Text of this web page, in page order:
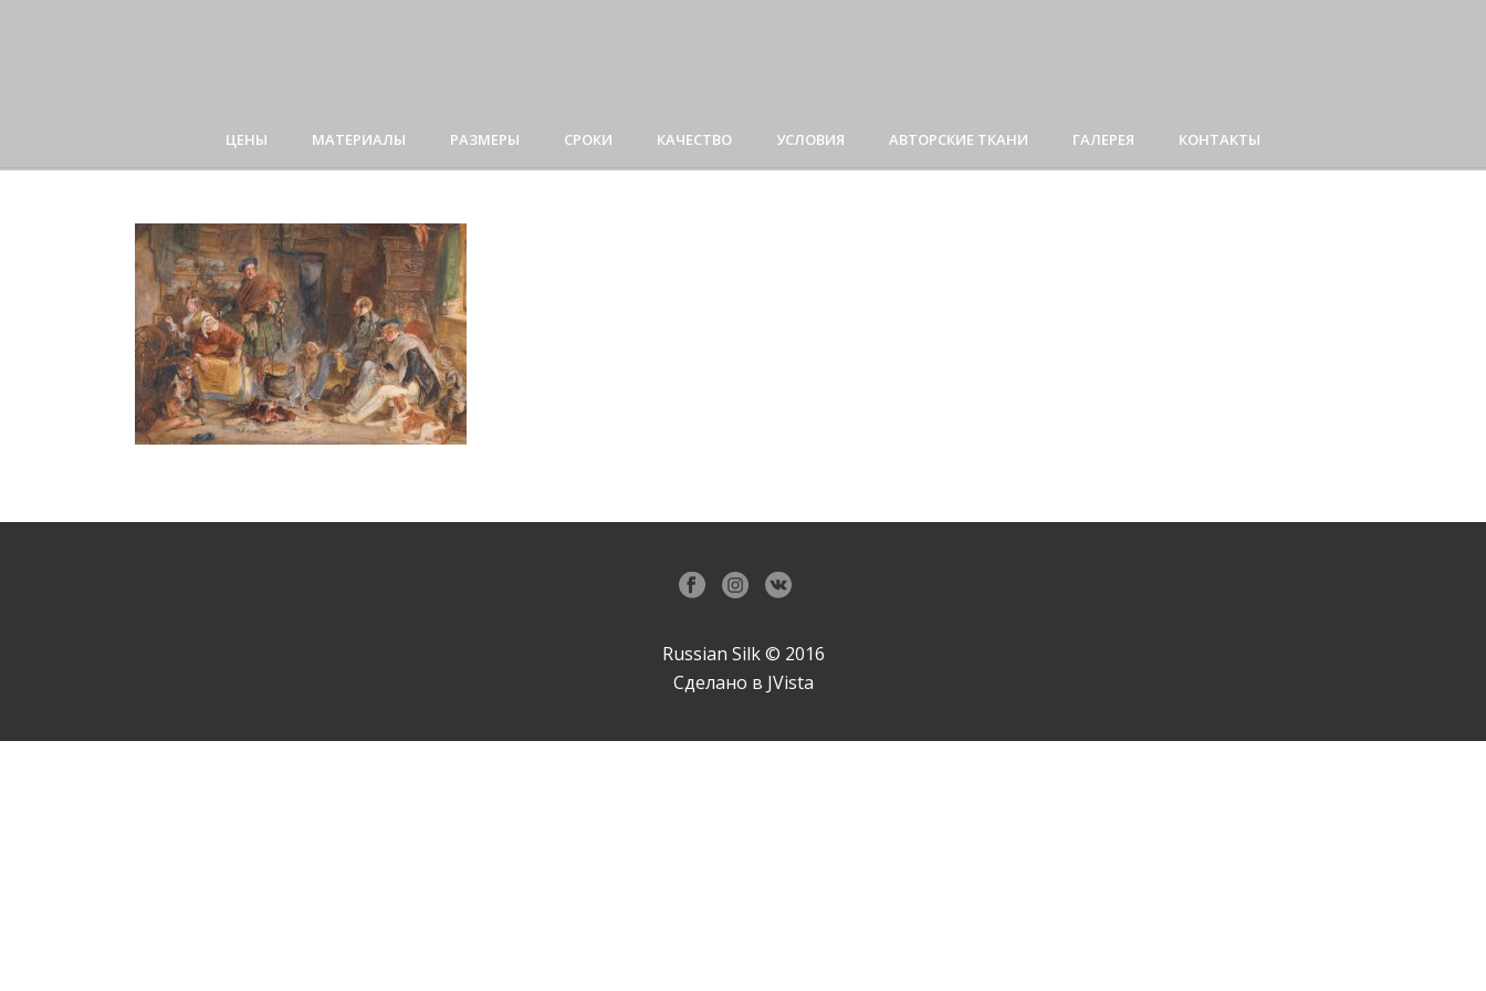
ЦЕНЫ МАТЕРИАЛЫ РАЗМЕРЫ СРОКИ КАЧЕСТВО УСЛОВИЯ АВТОРСКИЕ ТКАНИ ГАЛЕРЕЯ КОНТАКТЫ
Russian Silk © 2016
Сделано в JVista